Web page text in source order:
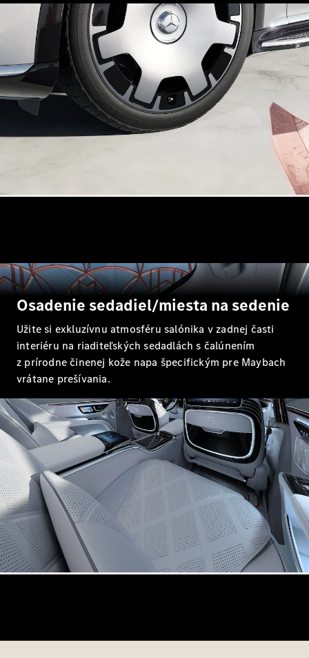
Všetky
Hatchback
Trieda A
hatchback
CLE kupé
Mercedes-
AMG GT
kupé
AMG GT
4-dverové
kupé
Elektromobil
Vozidlá k
priamemu
odberu
Konfigurátor
Kabriolety/roadstery
Kabriolety/roadstery
Osadenie sedadiel/miesta na sedenie
Užite si exkluzívnu atmosféru salónika v zadnej časti
interiéru na riaditeľských sedadlách s čalúnením
z prírodne činenej kože napa špecifickým pre Maybach
vrátane prešívania.